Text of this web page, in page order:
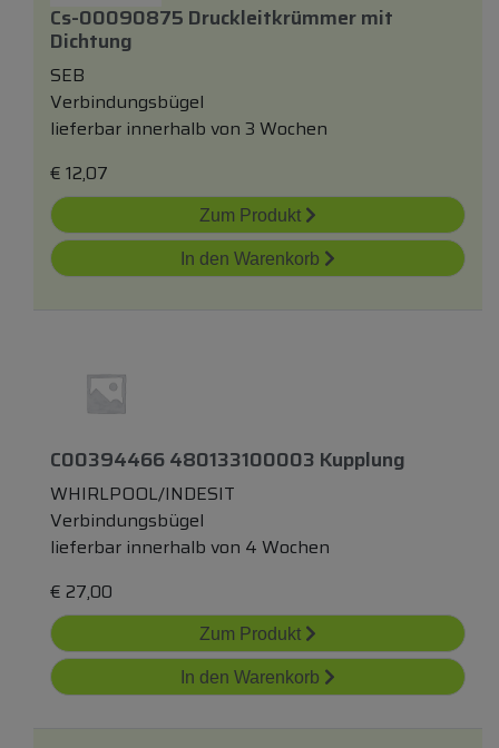
Cs-00090875 Druckleitkrümmermit
Dichtung
SEB
Verbindungsbügel
lieferbar innerhalb von 3 Wochen
€ 12,07
Zum Produkt
In den Warenkorb
C00394466 480133100003 Kupplung
WHIRLPOOL/INDESIT
Verbindungsbügel
lieferbar innerhalb von 4 Wochen
€ 27,00
Zum Produkt
In den Warenkorb